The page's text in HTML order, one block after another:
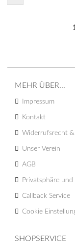
MEHR ÜBER...
Impressum
Kontakt
Widerrufsrecht
Unser Verein
AGB
Privatsphäre
Callback Service
Cookie
SHOPSERVICE